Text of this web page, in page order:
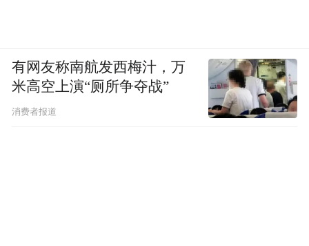
有网友称南航发西梅汁，万
米高空上演“厕所争夺战”
消费者报道